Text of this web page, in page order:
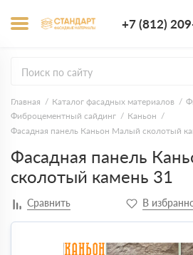
+7 (812)
Главная Каталог фасадных материалов
Фиброцементный сайдинг
Каньон
Фасадная панель Каньон Малый сколотый
Фасадная панель
сколотый камень 31